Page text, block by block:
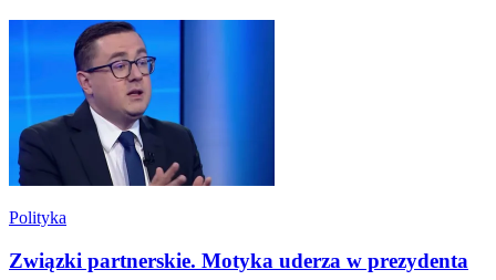
Polityka
Związki partnerskie. Motyka uderza w prezydenta